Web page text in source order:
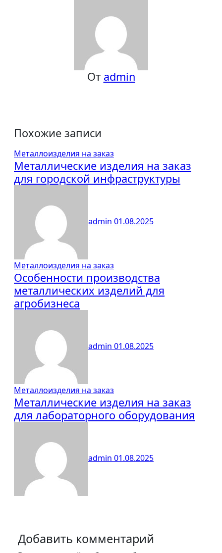
От admin
Похожие записи
Металлоизделия на заказ
Металлические изделия на заказ
для городской инфраструктуры
admin 01.08.2025
Металлоизделия на заказ
Особенности производства
металлических изделий для
агробизнеса
admin 01.08.2025
Металлоизделия на заказ
Металлические изделия на заказ
для лабораторного оборудования
admin 01.08.2025
Добавить комментарий